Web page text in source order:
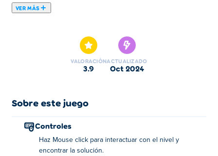
VER MÁS
alocadas aventuras de Stupidella. Ábrete paso a través
de niveles que cambian rápidamente y sigue a Stupidella
por distintos escenarios demenciales. Este juego solo
cada desafío que pasas. Si te sientes estancado en algún
en el camino correcto. ¿Podrás encontrar el camino a
través de todas las pruebas de Stupidella?
VALORACIÓN
3.9
ACTUALIZADO
oct 2024
Sobre este juego
Controles
Haz Mouse click para interactuar con el nivel y
encontrar la solución.